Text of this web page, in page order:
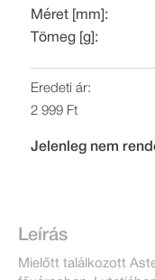
Méret [mm]:
Tömeg [g]:
Eredeti ár:
2 999 Ft
Jelenleg nem
Leírás
Mielőtt találkozott